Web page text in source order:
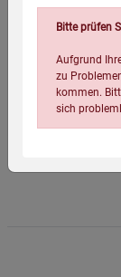
EAN:
Bitte prüfen
Aufgrund
zu
kommen.
sich